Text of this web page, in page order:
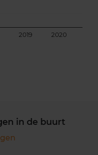
2019 2020
in de buurt